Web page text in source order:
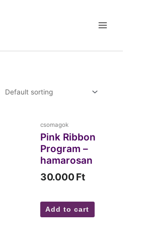
csomagok
Pink Ribbon
Program –
hamarosan
30.000 Ft
Add to cart